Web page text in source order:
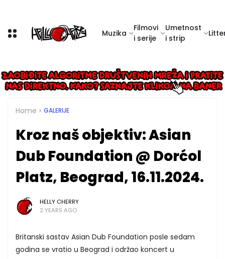
Muzika
Filmovi
i serije
Umetnost
i strip
Home GALERIJE
Kroz naš objektiv: Asian
Dub Foundation @ Dorćol
Platz, Beograd, 16.11.2024.
HELLY CHERRY
2 YEARS AGO
Britanski sastav Asian Dub Foundation posle sedam
godina se vratio u Beograd i održao koncert u